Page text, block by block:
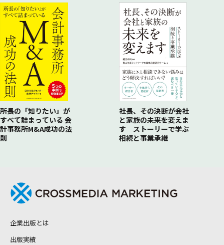
中国進出で押さえておきたい基本ルール／日本コンテンツのフ
ァンに感じた新たな可能性／
消費されないコンテンツ戦略の必要性／いいコンテンツを生み
出すチームが強い／
一流の人が挑戦すべき時／失敗を恐れない土壌を作れるか／こ
れからのコンテンツ市場のゆくえ／
行った人でないとわからないことがある／海外進出のカギを握
るのは「留学生のスター」？
所長の「知りたい」が
すべて詰まっている 会
計事務所M&A成功の法
則
社長、その決断が会社
と家族の未来を変えま
す ストーリーで学ぶ
相続と事業承継
企業出版とは
出版実績